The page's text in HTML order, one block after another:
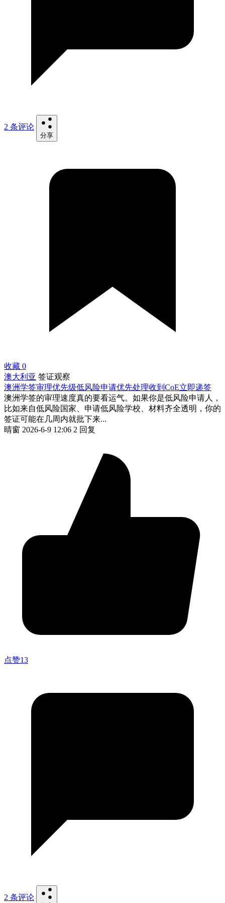
2 条评论
分享
收藏 0
澳大利亚 签证观察
澳洲学签审理优先级低风险申请优先处理收到CoE立即递签
澳洲学签的审理速度真的要看运气。如果你是低风险申请人，
比如来自低风险国家、申请低风险学校、材料齐全透明，你的
签证可能在几周内就批下来...
晴窗 2026-6-9 12:06 2 回复
点赞13
2 条评论